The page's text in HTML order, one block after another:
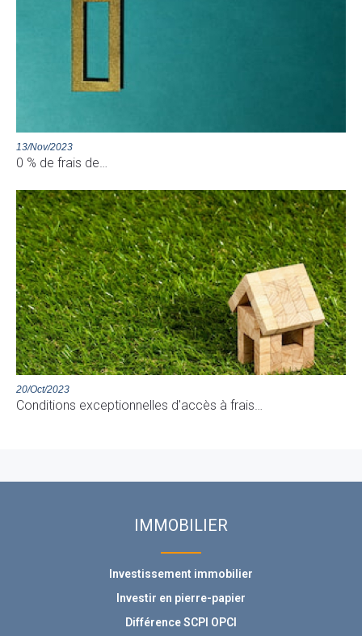
13/Nov/2023
0 % de frais de…
20/Oct/2023
Conditions exceptionnelles d'accès à frais…
IMMOBILIER
Investissement immobilier
Investir en pierre-papier
Différence SCPI OPCI